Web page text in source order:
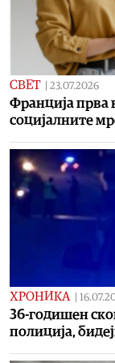
СВЕТ | 23.07.2026
Франција прва
социјалните
ХРОНИКА |
36-годишен
полиција,